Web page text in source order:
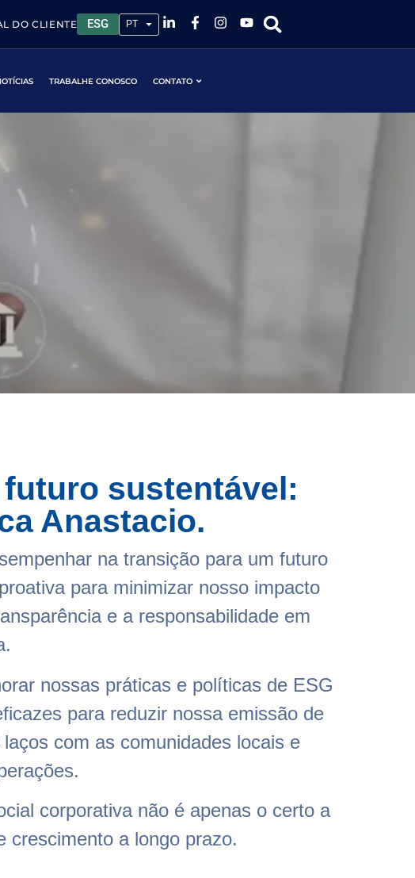
DO CLIENTE ESG
TRABALHE CONOSCO CONTATO
sustentável:
Anastacio.
na transição para um futuro
para minimizar nosso impacto
e a responsabilidade em
nossas práticas e políticas de ESG
para reduzir nossa emissão de
com as comunidades locais e
corporativa não é apenas o certo a
crescimento a longo prazo.